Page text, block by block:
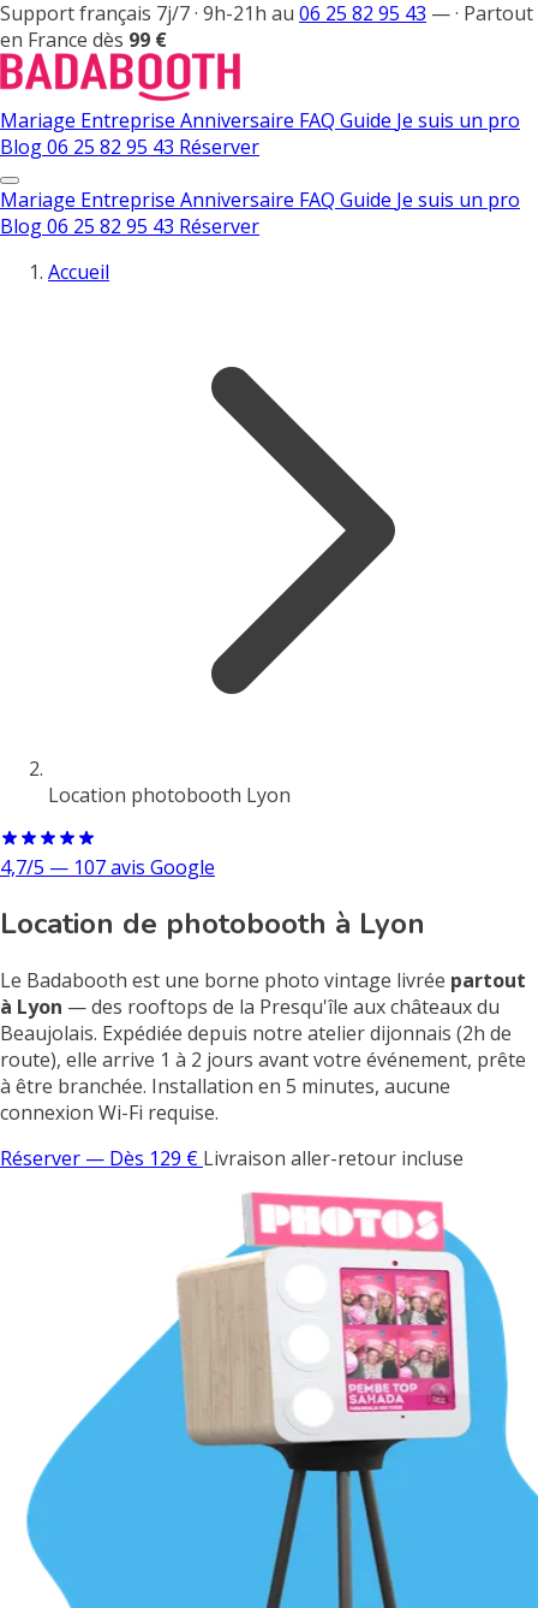
Support français 7j/7 · 9h-21h au 06 25 82 95 43 —· Partout
en France dès 99 €
Mariage Entreprise Anniversaire FAQ Guide Je suis un pro
Blog06 25 82 95 43 Réserver
Mariage Entreprise Anniversaire FAQ Guide Je suis un pro
Blog06 25 82 95 43 Réserver
Accueil
Location photobooth Lyon
4,7/5 — 107 avis Google
Location de photobooth à Lyon
Le Badabooth est une borne photo vintage livrée partout
à Lyon — des rooftops de la Presqu'île aux châteaux du
Beaujolais. Expédiée depuis notre atelier dijonnais (2h de
route), elle arrive 1 à 2 jours avant votre événement, prête
à être branchée. Installation en 5 minutes, aucune
connexion Wi-Fi requise.
Réserver — Dès 129 € Livraison aller-retour incluse